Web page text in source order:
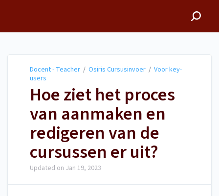
Docent - Teacher / Osiris Cursusinvoer / Voor key-
users
Hoe ziet het proces
van aanmaken en
redigeren van de
cursussen er uit?
Updated on Jan 19, 2023